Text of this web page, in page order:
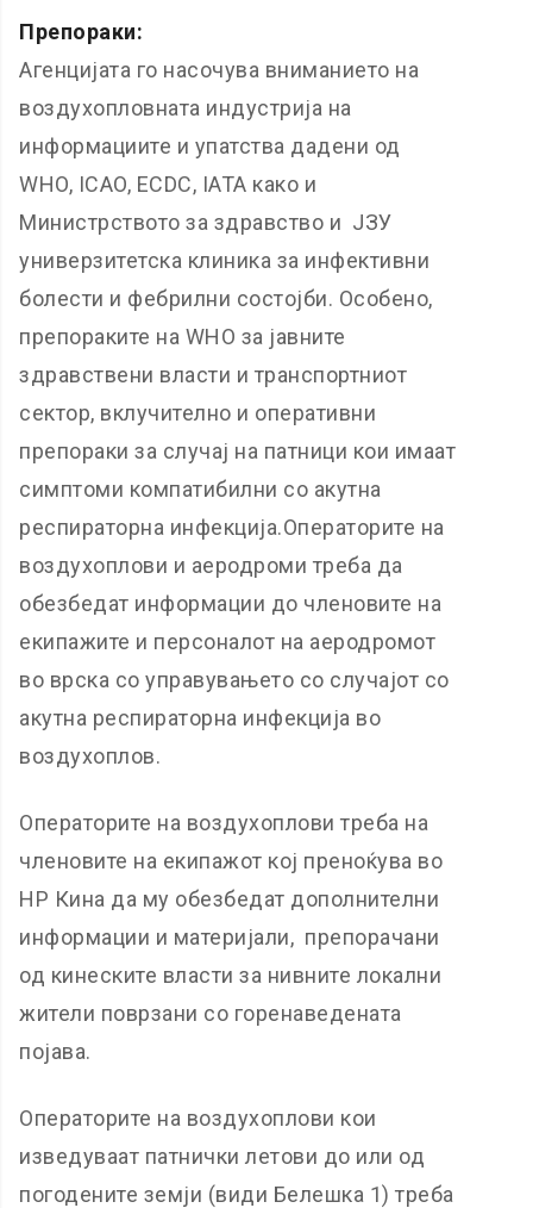
Препораки:
Агенцијата го насочува вниманието на
воздухопловната индустрија на
информациите и упатства дадени од
WHO, ICAO, ECDC, IATA како и
Министрството за здравство и ЈЗУ
универзитетска клиника за инфективни
болести и фебрилни состојби. Особено,
препораките на WHO за јавните
здравствени власти и транспортниот
сектор, вклучително и оперативни
препораки за случај на патници кои имаат
симптоми компатибилни со акутна
респираторна инфекција.Oператорите на
воздухоплови и аеродроми треба да
обезбедат информации до членовите на
екипажите и персоналот на аеродромот
во врска со управувањето со случајот со
акутна респираторна инфекција во
воздухоплов.
Операторите на воздухоплови треба на
членовите на екипажот кој преноќува во
НР Кина да му обезбедат дополнителни
информации и материјали, препорачани
од кинеските власти за нивните локални
жители поврзани со горенаведената
појава.
Операторите на воздухоплови кои
изведуваат патнички летови до или од
погодените земји (види Белешка 1) треба